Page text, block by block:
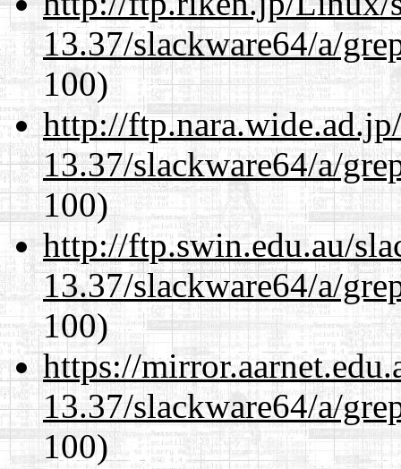
13.37/slackware64/a/
100)
http://
13.37/slackware64/a/
100)
http://ftp.swin.edu.au/
13.37/slackware64/a/
100)
https://
13.37/slackware64/a/
100)